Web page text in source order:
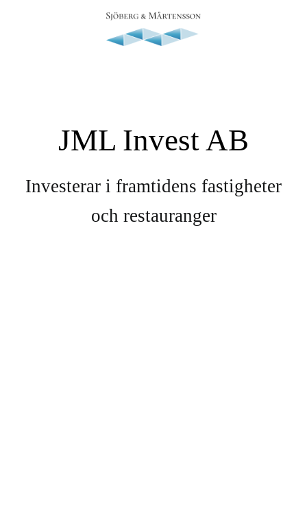
JML Invest AB
Investerar i framtidens fastigheter
och restauranger